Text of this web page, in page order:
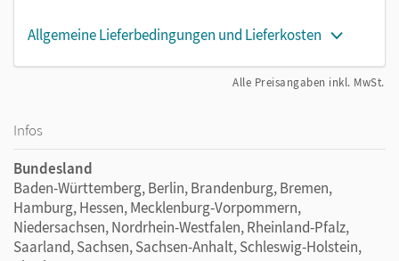
und Wahlseiten unterstützt individuelles Fördern und
Fordern.
Ausgewiesenes Merkwissen für besonders relevante
deutlich gekennzeichnete Aufgaben helfen beim
Ausbau der Sprach- und Medienkompetenz.
Dieses Heft ist eines von vier Themenheften, die über das
Schuljahr hinweg eingesetzt werden. Diese vier Hefte gibt es
Allgemeine Lieferbedingungen und Lieferkosten
Alle Preisangaben inkl. MwSt.
Infos
Bundesland
Baden-Württemberg, Berlin, Brandenburg, Bremen,
Hamburg, Hessen, Mecklenburg-Vorpommern,
Niedersachsen, Nordrhein-Westfalen, Rheinland-Pfalz,
Saarland, Sachsen, Sachsen-Anhalt, Schleswig-Holstein,